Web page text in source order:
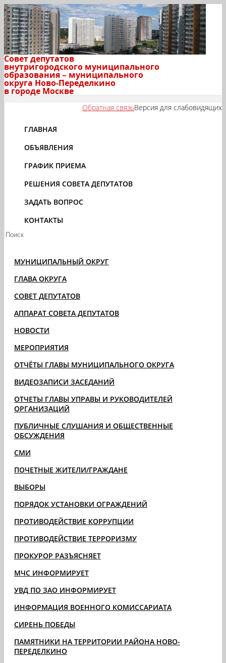
Совет депутатов
внутригородского муниципального
образования – муниципального
округа Ново-Переделкино
в городе Москве
Версия для слабовидящих
Обратная связь
ГЛАВНАЯ
ОБЪЯВЛЕНИЯ
ГРАФИК ПРИЕМА
РЕШЕНИЯ СОВЕТА ДЕПУТАТОВ
ЗАДАТЬ ВОПРОС
КОНТАКТЫ
МУНИЦИПАЛЬНЫЙ ОКРУГ
ГЛАВА ОКРУГА
СОВЕТ ДЕПУТАТОВ
АППАРАТ СОВЕТА ДЕПУТАТОВ
НОВОСТИ
МЕРОПРИЯТИЯ
ОТЧЁТЫ ГЛАВЫ МУНИЦИПАЛЬНОГО ОКРУГА
ВИДЕОЗАПИСИ ЗАСЕДАНИЙ
ОТЧЕТЫ ГЛАВЫ УПРАВЫ И РУКОВОДИТЕЛЕЙ
ОРГАНИЗАЦИЙ
ПУБЛИЧНЫЕ СЛУШАНИЯ И ОБЩЕСТВЕННЫЕ
ОБСУЖДЕНИЯ
СМИ
ПОЧЕТНЫЕ ЖИТЕЛИ/ГРАЖДАНЕ
ВЫБОРЫ
ПОРЯДОК УСТАНОВКИ ОГРАЖДЕНИЙ
ПРОТИВОДЕЙСТВИЕ КОРРУПЦИИ
ПРОТИВОДЕЙСТВИЕ ТЕРРОРИЗМУ
ПРОКУРОР РАЗЪЯСНЯЕТ
МЧС ИНФОРМИРУЕТ
УВД ПО ЗАО ИНФОРМИРУЕТ
ИНФОРМАЦИЯ ВОЕННОГО КОМИССАРИАТА
СИРЕНЬ ПОБЕДЫ
ПАМЯТНИКИ НА ТЕРРИТОРИИ РАЙОНА НОВО-
ПЕРЕДЕЛКИНО